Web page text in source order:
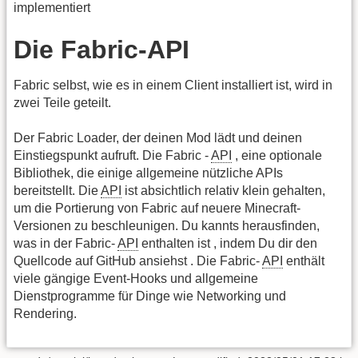
implementiert
Die Fabric-API
Fabric selbst, wie es in einem Client installiert ist, wird in
zwei Teile geteilt.
Der Fabric Loader, der deinen Mod lädt und deinen
Einstiegspunkt aufruft. Die Fabric -API , eine optionale
Bibliothek, die einige allgemeine nützliche APIs
bereitstellt. DieAPI ist absichtlich relativ klein gehalten,
um die Portierung von Fabric auf neuere Minecraft-
Versionen zu beschleunigen. Du kannts herausfinden,
was in der Fabric-API enthalten ist , indem Du dir den
Quellcode auf GitHub ansiehst . Die Fabric-API enthält
viele gängige Event-Hooks und allgemeine
Dienstprogramme für Dinge wie Networking und
Rendering.